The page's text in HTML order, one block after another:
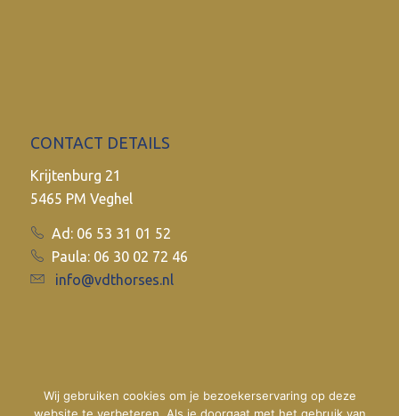
CONTACT DETAILS
Krijtenburg 21
5465 PM Veghel
Ad: 06 53 31 01 52
Paula: 06 30 02 72 46
info@vdthorses.nl
Wij gebruiken cookies om je bezoekerservaring op deze